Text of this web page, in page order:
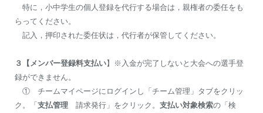
特に，小中学生の個人登録を代行する場合は，親権者の委任をも
らってください。
記入，押印された委任状は，代行者が保管してください。
３【メンバー登録料支払い】※入金が完了しないと大会への選手登
録ができません。
① チームマイページにログインし「チーム管理」タブをクリッ
ク。「支払管理 請求発行」をクリック。 支払い対象検索の「検